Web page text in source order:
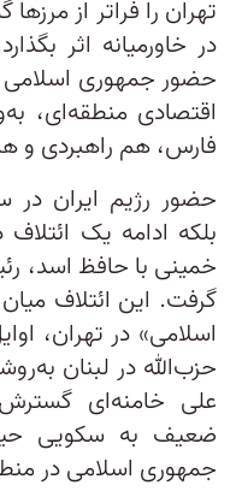
تهران را فراتر از
در خاورمیانه اثر
حضور جمهوری
اقتصادی منطقه‌ای،
فارس، هم راهبردی و
حضور رژيم ایران در
بلکه ادامه یک ائتلاف
خمینی با حافظ اسد،
گرفت. این ائتلاف
حزب‌الله در لبنان
علی خامنه‌ای
ضعیف به سکویی
جمهوری اسلامی در